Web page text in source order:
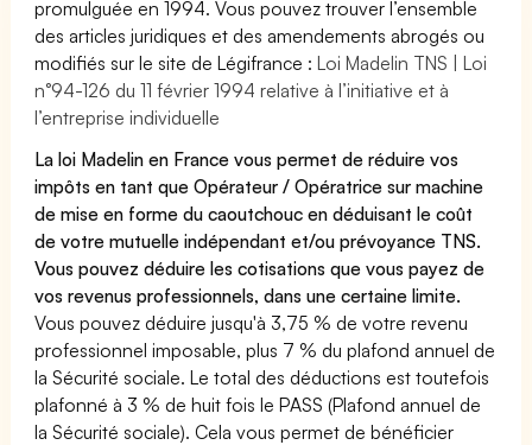
promulguée en 1994. Vous pouvez trouver l’ensemble
des articles juridiques et des amendements abrogés ou
modifiés sur le site de Légifrance :Loi Madelin TNS | Loi
n°94-126 du 11 février 1994 relative à l’initiative et à
l’entreprise individuelle
La loi Madelin en France vous permet de réduire vos
impôts en tant que Opérateur / Opératrice sur machine
de mise en forme du caoutchouc en déduisant le coût
de votre mutuelle indépendant et/ou prévoyance TNS.
Vous pouvez déduire les cotisations que vous payez de
vos revenus professionnels, dans une certaine limite.
Vous pouvez déduire jusqu'à 3,75 % de votre revenu
professionnel imposable, plus 7 % du plafond annuel de
la Sécurité sociale. Le total des déductions est toutefois
plafonné à 3 % de huit fois le PASS (Plafond annuel de
la Sécurité sociale). Cela vous permet de bénéficier